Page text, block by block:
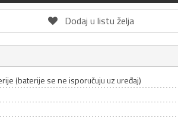
Dodaj u listu želja
(baterije se ne isporučuju uz uređaj)